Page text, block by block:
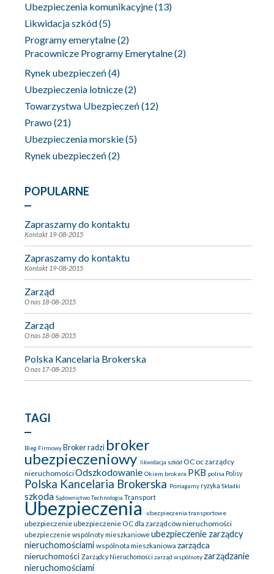
Ubezpieczenia komunikacyjne(13)
Likwidacja szkód(5)
Programy emerytalne(2)
Pracownicze Programy Emerytalne(2)
Rynek ubezpieczeń (4)
Ubezpieczenia lotnicze(2)
Towarzystwa Ubezpieczeń (12)
Prawo(21)
Ubezpieczenia morskie(5)
Rynek ubezpieczeń (2)
POPULARNE
Zapraszamy do kontaktu
Kontakt 19-08-2015
Zapraszamy do kontaktu
Kontakt 19-08-2015
Zarząd
O nas 18-08-2015
Zarząd
O nas 18-08-2015
Polska Kancelaria Brokerska
O nas 17-08-2015
TAGI
Bieg Firmowy Broker radzi broker
ubezpieczeniowy likwidacja szkód OC oc zarządcy
nieruchomościOdszkodowanie Okiem brokera PKB polisa Polisy
Polska Kancelaria Brokerska Pomagamy ryzyka Składki
szkoda SądownictwoTechnologia Transport
Ubezpieczenia ubezpieczenia transportowe
ubezpieczenieubezpieczenie OC dla zarządców nieruchomości
ubezpieczenie wspólnoty mieszkaniowe ubezpieczenie zarządcy
nieruchomościami wspólnota mieszkaniowa zarządca
nieruchomości Zarządcy Nieruchomości zarząd wspólnotyzarządzanie
nieruchomościami